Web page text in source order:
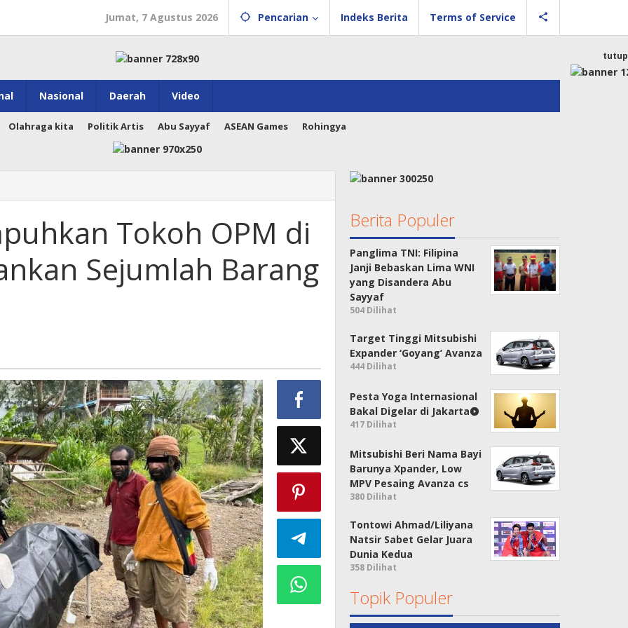
Jumat, 7 Agustus 2026 Pencarian Indeks Berita Terms of Service
Nasional Daerah Video
Olahraga kita Politik Artis Abu Sayyaf ASEAN Games Rohingya
tutup
Tokoh OPM di
Sejumlah Barang
Berita Populer
Panglima TNI: Filipina
Janji Bebaskan Lima WNI
yang Disandera Abu
Sayyaf
504 Dilihat
Target Tinggi Mitsubishi
Expander ‘Goyang’ Avanza
444 Dilihat
Pesta Yoga Internasional
Bakal Digelar di Jakarta
417 Dilihat
Mitsubishi Beri Nama Bayi
Barunya Xpander, Low
MPV Pesaing Avanza cs
380 Dilihat
Tontowi Ahmad/Liliyana
Natsir Sabet Gelar Juara
Dunia Kedua
358 Dilihat
Topik Populer